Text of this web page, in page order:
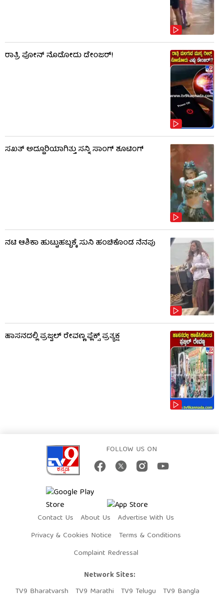
ರಾತ್ರಿ ಫೋನ್​​ ನೊಡೋದು ಡೇಂಜರ್!
ಸಖತ್ ಅದ್ದೂರಿಯಾಗಿತ್ತು ಸನ್ನಿ ಸಾಂಗ್ ಶೂಟಿಂಗ್
ನಟಿ ಆಶಿಕಾ ಹುಟ್ಟುಹಬ್ಬಕ್ಕೆ ಸುನಿ ಹಂಚಿಕೊಂಡ ನೆನಪು
ಹಾಸನದಲ್ಲಿ ಪ್ರಜ್ವಲ್ ರೇವಣ್ಣ ಫ್ಲೆಕ್ಸ್ ಪ್ರತ್ಯಕ್ಷ
FOLLOW US ON
Contact Us About Us
Advertise With Us
Privacy & Cookies Notice
Terms & Conditions
Complaint Redressal
Network Sites:
TV9 Bharatvarsh
TV9 Marathi TV9 Telugu TV9 Bangla